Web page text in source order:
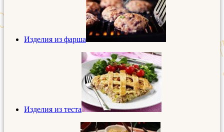
Изделия из фарша
Изделия из теста